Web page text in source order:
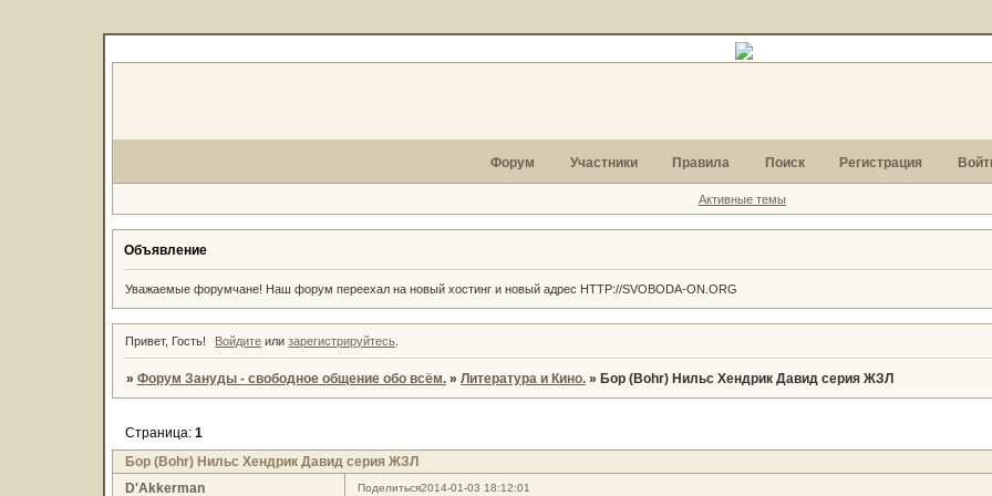
Форум Участники Правила Поиск Регистрация
Активные темы
Объявление
Уважаемые форумчане! Наш форум переехал на новый хостинг и новый адрес HTTP://SVOBODA-ON.ORG
Привет, Гость! Войдите илизарегистрируйтесь
» Форум Зануды - свободное общение обо всём. » Литература и Кино. » Бор (Bohr) Нильс Хендрик Давид серия ЖЗЛ
Бор (Bohr) Нильс Хендрик Давид серия ЖЗЛ
Страница: 1
Поделиться2014-01-03 18:12:01
D'Akkerman